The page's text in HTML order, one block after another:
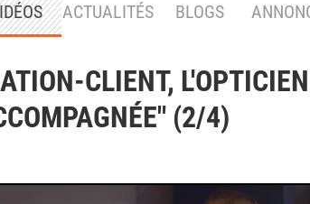
ACTUALITÉS BLOGS
CLIENT, L'OPTICIEN
(2/4)